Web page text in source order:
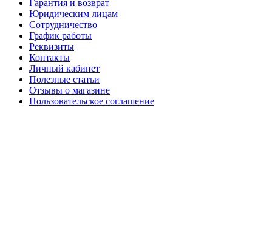
Гарантия и возврат
Юридическим лицам
Сотрудничество
График работы
Реквизиты
Контакты
Личный кабинет
Полезные статьи
Отзывы о магазине
Пользовательское соглашение